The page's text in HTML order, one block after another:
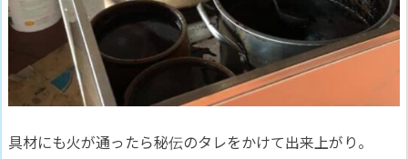
具材にも火が通ったら秘伝のタレをかけて出来上がり。